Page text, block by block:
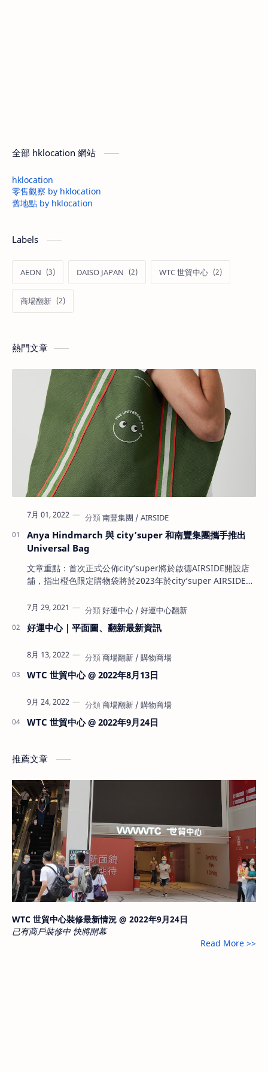
全部 hklocation 網站
hklocation
零售觀察 by hklocation
舊地點 by hklocation
Labels
AEON DAISO JAPAN WTC 世貿中心
商場翻新
熱門文章
7月 01, 2022
Anya Hindmarch 與 city’super 和南豐集團攜手推出
Universal Bag
文章重點：首次正式公佈city’super將於啟德AIRSIDE開設店
舖，指出橙色限定購物袋將於2023年於city’super AIRSIDE店
AIRSIDE將開設city’super超級市場 雖然AIRSIDE早前預計
7月 29, 2021
好運中心｜平面圖、翻新最新資訊
8月 13, 2022
WTC 世貿中心 @ 2022年8月13日
9月 24, 2022
WTC 世貿中心 @ 2022年9月24日
推薦文章
WTC 世貿中心裝修最新情況 @ 2022年9月24日
已有商戶裝修中 快將開幕
Read More >>